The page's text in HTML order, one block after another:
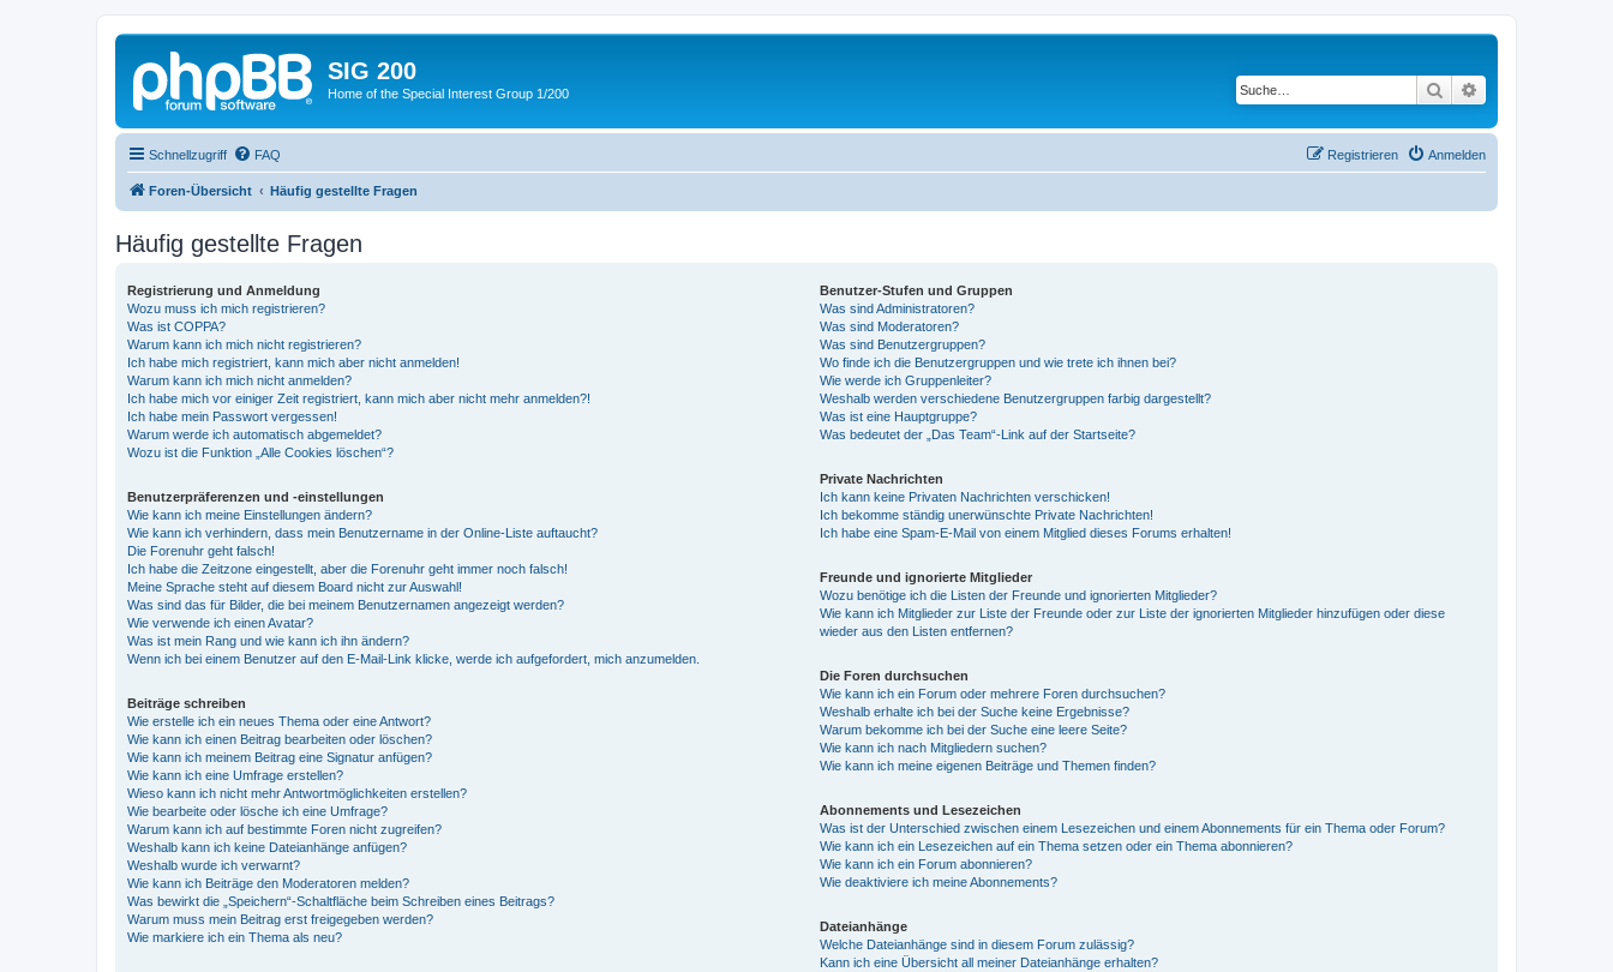
SIG 200
Home of the Special Interest Group 1/200 Suche
Schnellzugriff FAQ Anmelden
Registrieren
Foren-Übersicht Häufig gestellte Fragen
Häufig gestellte Fragen
Registrierung und Anmeldung
Wozu muss ich mich registrieren?
Was ist COPPA?
Warum kann ich mich nicht registrieren?
Ich habe mich registriert, kann mich aber nicht anmelden!
Warum kann ich mich nicht anmelden?
Ich habe mich vor einiger Zeit registriert, kann mich aber nicht mehr anmelden?!
Ich habe mein Passwort vergessen!
Warum werde ich automatisch abgemeldet?
Wozu ist die Funktion „Alle Cookies löschen“?
Benutzerpräferenzen und -einstellungen
Wie kann ich meine Einstellungen ändern?
Wie kann ich verhindern, dass mein Benutzername in der Online-Liste auftaucht?
Die Forenuhr geht falsch!
Ich habe die Zeitzone eingestellt, aber die Forenuhr geht immer noch falsch!
Meine Sprache steht auf diesem Board nicht zur Auswahl!
Was sind das für Bilder, die bei meinem Benutzernamen angezeigt werden?
Wie verwende ich einen Avatar?
Was ist mein Rang und wie kann ich ihn ändern?
Wenn ich bei einem Benutzer auf den E-Mail-Link klicke, werde ich aufgefordert, mich anzumelden.
Beiträge schreiben
Wie erstelle ich ein neues Thema oder eine Antwort?
Wie kann ich einen Beitrag bearbeiten oder löschen?
Wie kann ich meinem Beitrag eine Signatur anfügen?
Wie kann ich eine Umfrage erstellen?
Wieso kann ich nicht mehr Antwortmöglichkeiten erstellen?
Wie bearbeite oder lösche ich eine Umfrage?
Warum kann ich auf bestimmte Foren nicht zugreifen?
Weshalb kann ich keine Dateianhänge anfügen?
Weshalb wurde ich verwarnt?
Wie kann ich Beiträge den Moderatoren melden?
Was bewirkt die „Speichern“-Schaltfläche beim Schreiben eines Beitrags?
Warum muss mein Beitrag erst freigegeben werden?
Wie markiere ich ein Thema als neu?
Benutzer-Stufen und Gruppen
Was sind Administratoren?
Was sind Moderatoren?
Was sind Benutzergruppen?
Wo finde ich die Benutzergruppen und wie trete ich ihnen bei?
Wie werde ich Gruppenleiter?
Weshalb werden verschiedene Benutzergruppen farbig dargestellt?
Was ist eine Hauptgruppe?
Was bedeutet der „Das Team“-Link auf der Startseite?
Private Nachrichten
Ich kann keine Privaten Nachrichten verschicken!
Ich bekomme ständig unerwünschte Private Nachrichten!
Ich habe eine Spam-E-Mail von einem Mitglied dieses Forums erhalten!
Freunde und ignorierte Mitglieder
Wozu benötige ich die Listen der Freunde und ignorierten Mitglieder?
Wie kann ich Mitglieder zur Liste der Freunde oder zur Liste der ignorierten Mitglieder hinzufügen oder diese
wieder aus den Listen entfernen?
Die Foren durchsuchen
Wie kann ich ein Forum oder mehrere Foren durchsuchen?
Weshalb erhalte ich bei der Suche keine Ergebnisse?
Warum bekomme ich bei der Suche eine leere Seite?
Wie kann ich nach Mitgliedern suchen?
Wie kann ich meine eigenen Beiträge und Themen finden?
Abonnements und Lesezeichen
Was ist der Unterschied zwischen einem Lesezeichen und einem Abonnements für ein Thema oder Forum?
Wie kann ich ein Lesezeichen auf ein Thema setzen oder ein Thema abonnieren?
Wie kann ich ein Forum abonnieren?
Wie deaktiviere ich meine Abonnements?
Dateianhänge
Welche Dateianhänge sind in diesem Forum zulässig?
Kann ich eine Übersicht all meiner Dateianhänge erhalten?